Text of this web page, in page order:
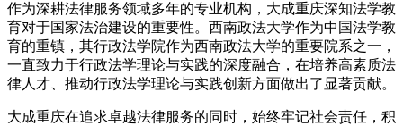
作为深耕法律服务领域多年的专业机构，大成重庆深知法学教
育对于国家法治建设的重要性。西南政法大学作为中国法学教
育的重镇，其行政法学院作为西南政法大学的重要院系之一，
一直致力于行政法学理论与实践的深度融合，在培养高素质法
律人才、推动行政法学理论与实践创新方面做出了显著贡献。
大成重庆在追求卓越法律服务的同时，始终牢记社会责任，积